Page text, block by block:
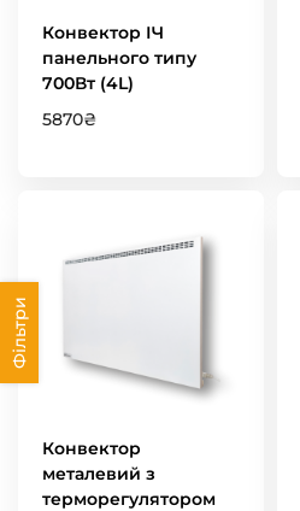
Фільтри
Конвектор ІЧ
панельного типу
700Вт (4L)
5870₴
Конвектор
металевий з
терморегулятором